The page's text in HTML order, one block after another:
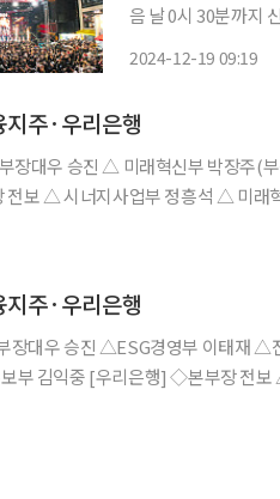
음 날 0시 30분까지
2024-12-19 09:19
주·우리은행
주·우리은행
대우 승진 △ESG경영부 이태재 △
김상철 △강서양천 성훈 △관악동작 장희숙